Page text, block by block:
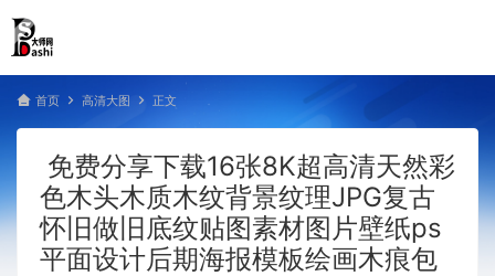
首页 高清大图 正文
免费分享下载16张8K超高清天然彩
色木头木质木纹背景纹理JPG复古
怀旧做旧底纹贴图素材图片壁纸ps
平面设计后期海报模板绘画木痕包